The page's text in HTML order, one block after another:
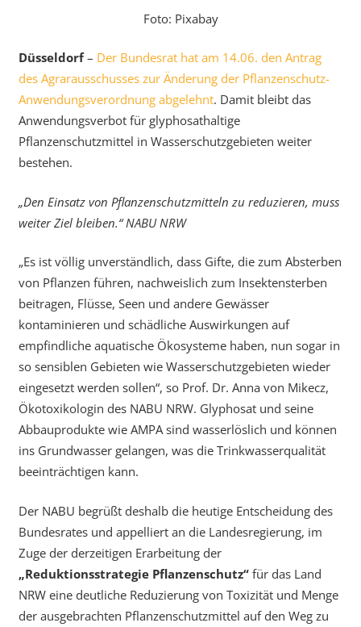
Foto: Pixabay
Düsseldorf– Der Bundesrat hat am 14.06. den Antrag
des Agrarausschusses zur Änderung der Pflanzenschutz-
Anwendungsverordnung abgelehnt. Damit bleibt das
Anwendungsverbot für glyphosathaltige
Pflanzenschutzmittel in Wasserschutzgebieten weiter
bestehen.
„Den Einsatz von Pflanzenschutzmitteln zu reduzieren, muss
weiter Ziel bleiben.“ NABU NRW
„Es ist völlig unverständlich, dass Gifte, die zum Absterben
von Pflanzen führen, nachweislich zum Insektensterben
beitragen, Flüsse, Seen und andere Gewässer
kontaminieren und schädliche Auswirkungen auf
empfindliche aquatische Ökosysteme haben, nun sogar in
so sensiblen Gebieten wie Wasserschutzgebieten wieder
eingesetzt werden sollen“, so Prof. Dr. Anna von Mikecz,
Ökotoxikologin des NABU NRW. Glyphosat und seine
Abbauprodukte wie AMPA sind wasserlöslich und können
ins Grundwasser gelangen, was die Trinkwasserqualität
beeinträchtigen kann.
Der NABU begrüßt deshalb die heutige Entscheidung des
Bundesrates und appelliert an die Landesregierung, im
Zuge der derzeitigen Erarbeitung der
„Reduktionsstrategie Pflanzenschutz“für das Land
NRW eine deutliche Reduzierung von Toxizität und Menge
der ausgebrachten Pflanzenschutzmittel auf den Weg zu